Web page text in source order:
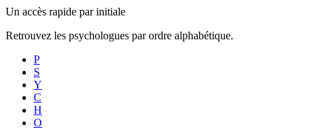
Un accès rapide par initiale
Retrouvez les psychologues par ordre alphabétique.
P
S
Y
C
H
O